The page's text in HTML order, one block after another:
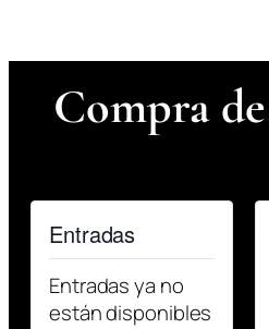
Compra
Entradas
Entradas ya no
están disponibles